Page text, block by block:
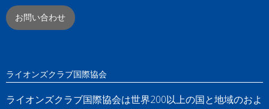
お問い合わせ
ライオンズクラブ国際協会
ライオンズクラブ国際協会は世界200以上の国と地域のおよ